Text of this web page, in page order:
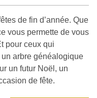
de fin d’année. Que
vous permette de vous
pour ceux qui
un arbre généalogique
un futur Noël, un
de fête.